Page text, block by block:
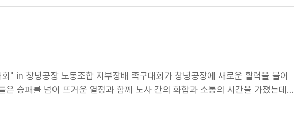
벌 경쟁력 확보에도 도움이 될 전망인데요. 최근 유럽연합(EU)이 도입을 예고
조 시 일정 비율 이상의 지속 가능 소재의 사용을 의무화하는 등 환경 규제가
시장인 유럽에서 경쟁력을 더욱 높일 수 있게 됐습니다! 나아가, 친환경 소재
환형 소재 적용을 넘어 친환경 소재 연구개발에도 박차를 가하고 있는데요. 최근
는 기술을 개발했으며, 지금까지 90여 종의 지속 가능 원재료 적합성 평가를
" in 창녕공장 노동조합 지부장배 족구대회가 창녕공장에 새로운 활력을 불어
은 승패를 넘어 뜨거운 열정과 함께 노사 간의 화합과 소통의 시간을 가졌는데
시죠! 7일간의 열전! 소통과 단결의 축제 2025년 4월 2일부터 8일까지 7일간